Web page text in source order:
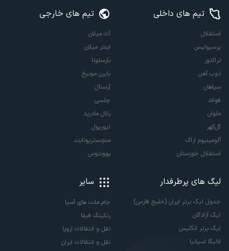
تیم های داخلی
استقلال
پرسپولیس
تراکتور
ذوب آهن
سپاهان
فولاد
ملوان
گل‌گهر
آلومینیوم اراک
استقلال خوزستان
تیم های خارجی
آث میلان
اینتر میلان
بارسلونا
بایرن مونیخ
آرسنال
چلسی
رئال مادرید
لیورپول
منچستریونایتد
یوونتوس
لیگ های پرطرفدار
جدول لیگ برتر ایران (خلیج فارس)
لیگ آزادگان
لیگ برتر انگلیس
لالیگا اسپانیا
سایر
جام ملت های آسیا
رنکینگ فیفا
نقل و انتقالات اروپا
نقل و انتقالات ایران